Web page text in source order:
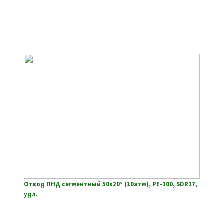
Отвод ПНД сегментный 50х20° (10атм), РЕ-100, SDR17,
удл.